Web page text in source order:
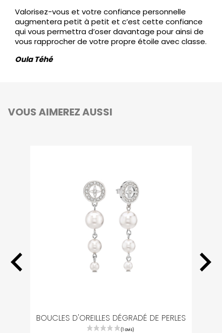
Valorisez-vous et votre confiance personnelle
augmentera petit à petit et c’est cette confiance
qui vous permettra d’oser davantage pour ainsi de
vous rapprocher de votre propre étoile avec classe.
Oula Téhé
VOUS AIMEREZ AUSSI
BOUCLES D'OREILLES DÉGRADÉ DE PERLES